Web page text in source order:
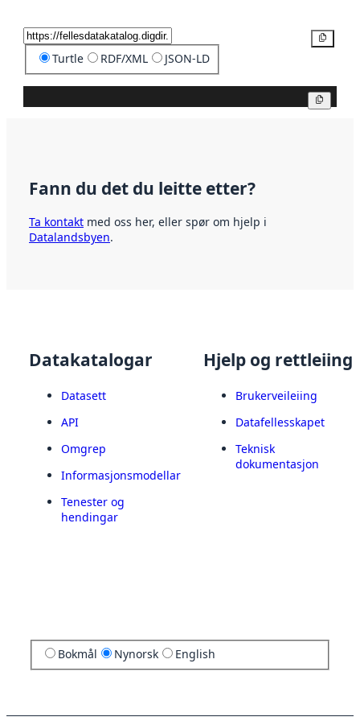
Turtle RDF/XML JSON-LD
Fann du det du leitte etter?
Ta kontakt med oss her, eller spør om hjelp i
Datalandsbyen.
Datakatalogar
Datasett
API
Omgrep
Informasjonsmodellar
Tenester og
hendingar
Hjelp og rettleiing
Brukerveileiing
Datafellesskapet
Teknisk
dokumentasjon
Bokmål Nynorsk English